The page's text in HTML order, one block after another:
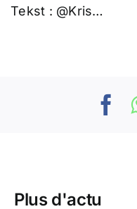
Tekst : @Kris…
Plus d'actu